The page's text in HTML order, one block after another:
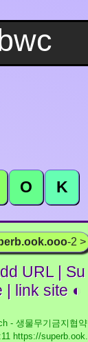
O K
-2 >
URL | Su
| link site ◐
- 생물무기금지협약
https://superb.ook.